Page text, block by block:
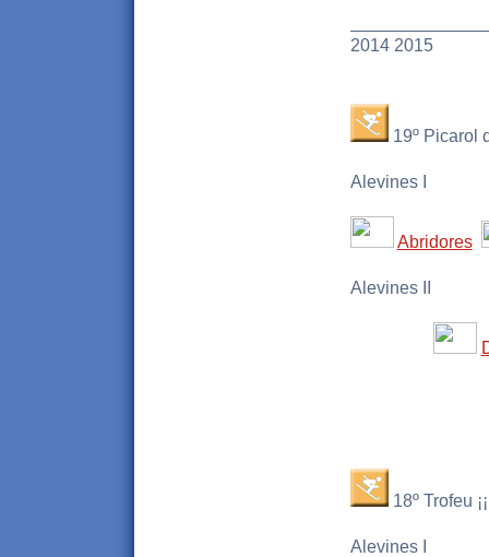
2014 2015
19º Picarol
Alevines I
Abridores
Alevines II
18º Trofeu
Alevines I